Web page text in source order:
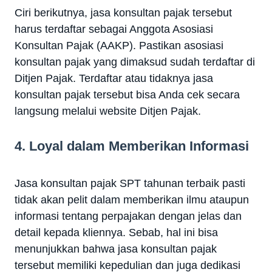
Ciri berikutnya, jasa konsultan pajak tersebut
harus terdaftar sebagai Anggota Asosiasi
Konsultan Pajak (AAKP). Pastikan asosiasi
konsultan pajak yang dimaksud sudah terdaftar di
Ditjen Pajak. Terdaftar atau tidaknya jasa
konsultan pajak tersebut bisa Anda cek secara
langsung melalui website Ditjen Pajak.
4. Loyal dalam Memberikan Informasi
Jasa konsultan pajak SPT tahunan terbaik pasti
tidak akan pelit dalam memberikan ilmu ataupun
informasi tentang perpajakan dengan jelas dan
detail kepada kliennya. Sebab, hal ini bisa
menunjukkan bahwa jasa konsultan pajak
tersebut memiliki kepedulian dan juga dedikasi